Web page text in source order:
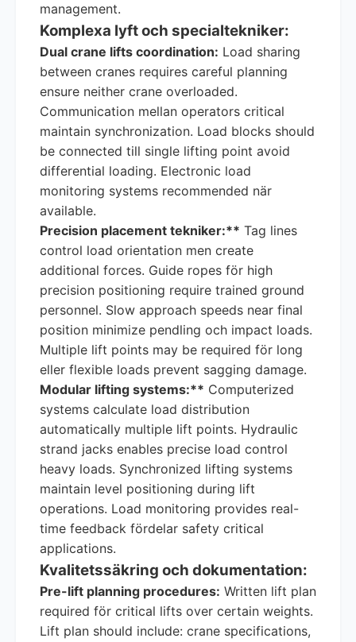
management.
Komplexa lyft och specialtekniker:
Dual crane lifts coordination: Load sharing
between cranes requires careful planning
ensure neither crane overloaded.
Communication mellan operators critical
maintain synchronization. Load blocks should
be connected till single lifting point avoid
differential loading. Electronic load
monitoring systems recommended när
available.
Precision placement tekniker:** Tag lines
control load orientation men create
additional forces. Guide ropes för high
precision positioning require trained ground
personnel. Slow approach speeds near final
position minimize pendling och impact loads.
Multiple lift points may be required för long
eller flexible loads prevent sagging damage.
Modular lifting systems:** Computerized
systems calculate load distribution
automatically multiple lift points. Hydraulic
strand jacks enables precise load control
heavy loads. Synchronized lifting systems
maintain level positioning during lift
operations. Load monitoring provides real-
time feedback fördelar safety critical
applications.
Kvalitetssäkring och dokumentation:
Pre-lift planning procedures: Written lift plan
required för critical lifts over certain weights.
Lift plan should include: crane specifications,